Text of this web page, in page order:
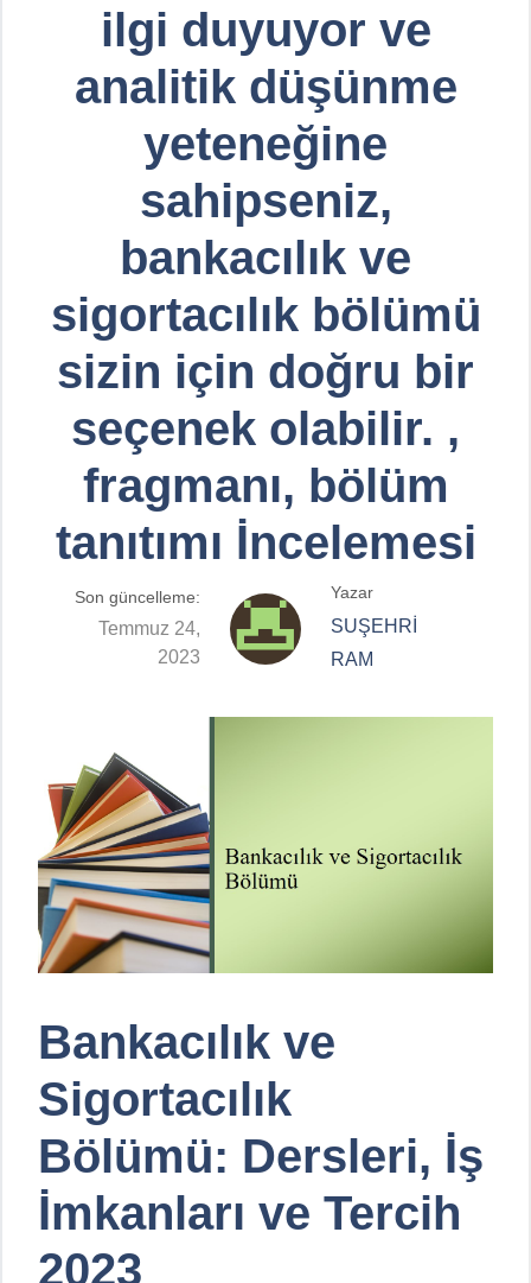
ilgi duyuyor ve
analitik düşünme
yeteneğine
sahipseniz,
bankacılık ve
sigortacılık bölümü
sizin için doğru bir
seçenek olabilir. ,
fragmanı, bölüm
tanıtımı İncelemesi
Son güncelleme:
Temmuz 24,
2023
Yazar
SUŞEHRİ
RAM
Bankacılık ve
Sigortacılık
Bölümü: Dersleri, İş
İmkanları ve Tercih
2023